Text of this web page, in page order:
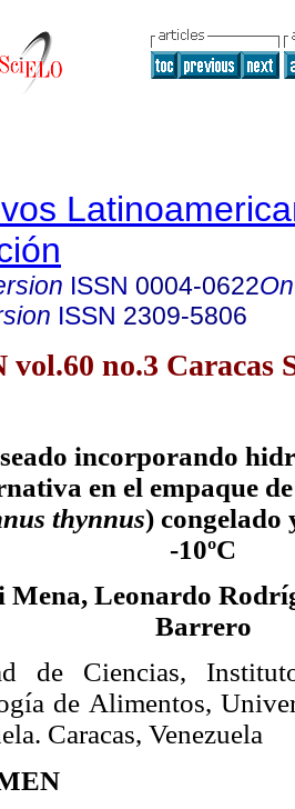
ISSN 0004-0622
ISSN 2309-5806
no.3 Caracas
incorporando
en el empaque
thynnus) congelado
-10ºC
Mena, Leonardo
Barrero
de Ciencias,
de Alimentos,
Caracas, Venezuela